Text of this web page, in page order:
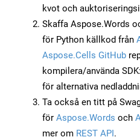
kvot och
Skaffa Aspose.Words
för Python källkod från
Aspose.Cells GitHub
kompilera/använda
för alternativa
Ta också en titt på
för Aspose.Words och
mer om REST API.